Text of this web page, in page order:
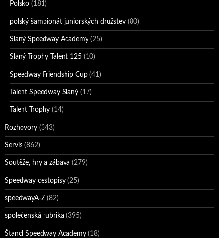
Polsko (181)
polský šampionát juniorských družstev (80)
Slaný Speedway Academy (25)
Slaný Trophy Talent 125 (10)
Speedway Friendship Cup (41)
Talent Speedway Slaný (17)
Talent Trophy (14)
Rozhovory (343)
Servis (862)
Soutěže, hry a zábava (279)
Speedway cestopisy (25)
speedwayA-Z (82)
společenská rubrika (395)
Štancl Speedway Academy (18)